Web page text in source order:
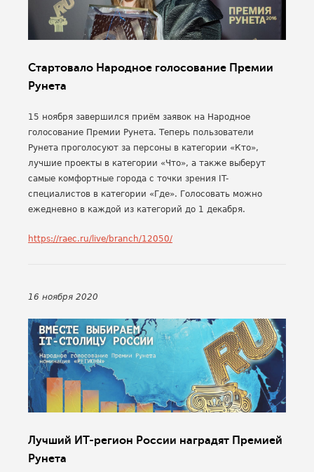
Стартовало Народное голосование Премии
Рунета
15 ноября завершился приём заявок на Народное
голосование Премии Рунета. Теперь пользователи
Рунета проголосуют за персоны в категории «Кто»,
лучшие проекты в категории «Что», а также выберут
самые комфортные города с точки зрения IT-
специалистов в категории «Где». Голосовать можно
ежедневно в каждой из категорий до 1 декабря.
https://raec.ru/live/branch/12050/
16 ноября 2020
Лучший ИТ-регион России наградят Премией
Рунета